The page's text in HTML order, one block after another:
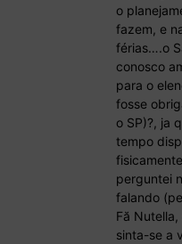
o
fazem, e
férias….o
conosco
para o
fosse
o SP)?, ja
tempo
perguntei
falando
Fă
sinta-se a